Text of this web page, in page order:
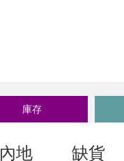
庫存
內地
缺貨